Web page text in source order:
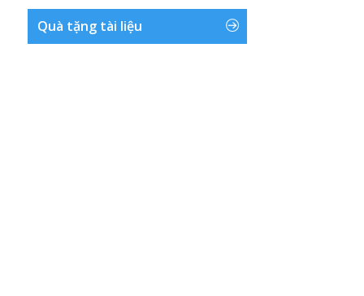
Quà tặng tài liệu